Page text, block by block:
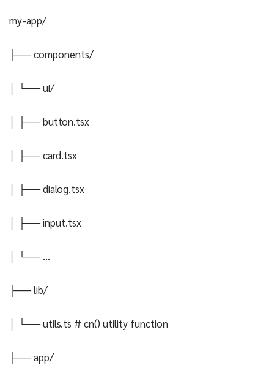
my-app/
├── components/
│ └── ui/
│ ├── button.tsx
│ ├── card.tsx
│ ├── dialog.tsx
│ ├── input.tsx
│ └── ...
├── lib/
│ └── utils.ts # cn() utility function
├── app/